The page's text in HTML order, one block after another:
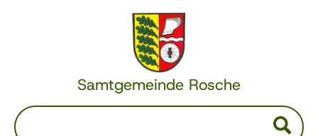
Samtgemeinde Rosche